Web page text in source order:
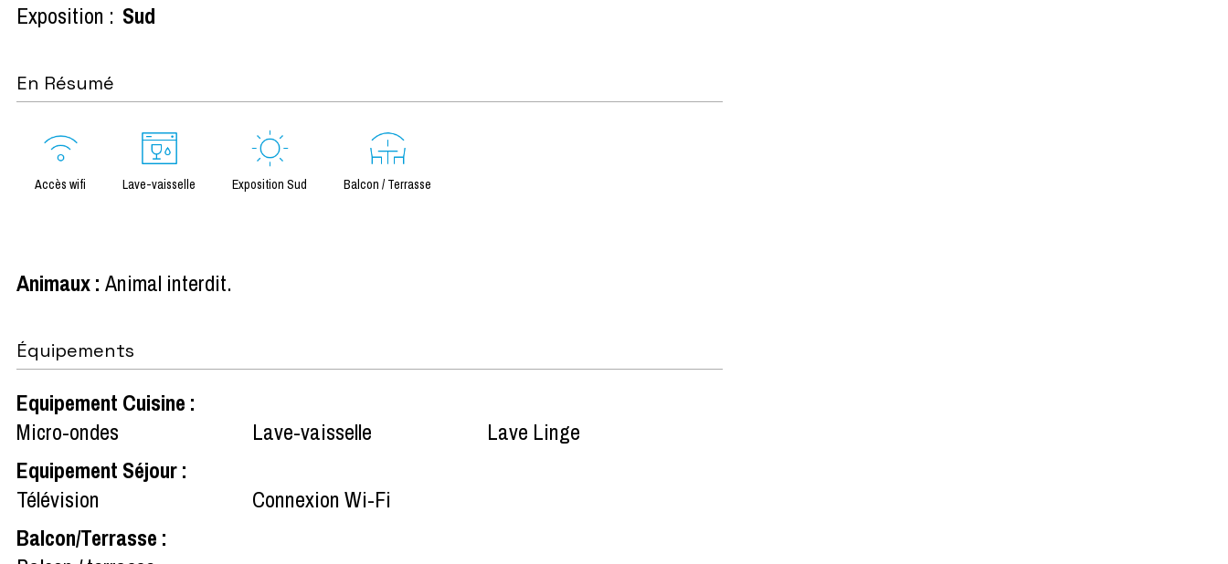
Exposition : Sud
En Résumé
Accès wifi Lave-vaisselle Exposition Sud Balcon / Terrasse
Animaux: Animal interdit
Équipements
Equipement Cuisine :
Micro-ondes
Lave-vaisselle
Lave Linge
Equipement Séjour:
Télévision
Connexion Wi-Fi
Balcon/Terrasse :